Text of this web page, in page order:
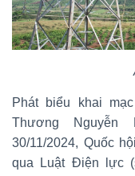
Phát biểu khai
Thương Nguyễn
30/11/2024, Quốc
qua Luật Điện lực